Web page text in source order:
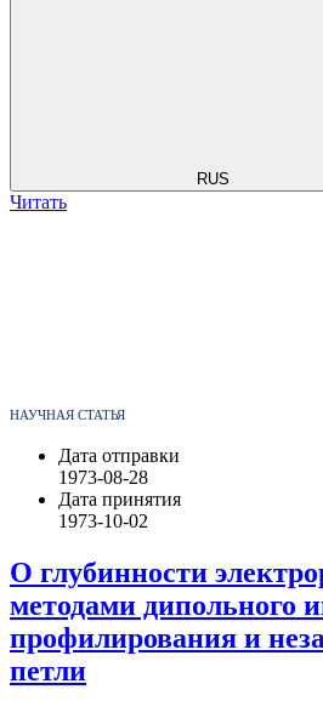
RUS
Читать
НАУЧНАЯ СТАТЬЯ
Дата отправки
1973-08-28
Дата принятия
1973-10-02
О глубинности
методами дипольного
профилирования и
петли